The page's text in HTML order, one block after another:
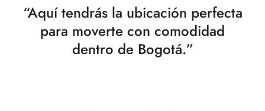
“Aquí tendrás la ubicación perfecta
para moverte con comodidad
dentro de Bogotá.”